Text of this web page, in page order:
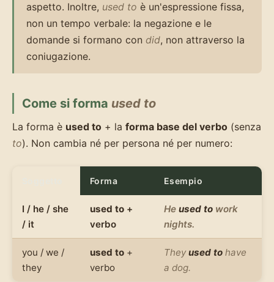
aspetto. Inoltre, used to è un'espressione fissa,
non un tempo verbale: la negazione e le
domande si formano con did, non attraverso la
coniugazione.
Come si forma used to
La forma è used to + la forma base del verbo (senza
to). Non cambia né per persona né per numero:
Forma Esempio
I / he / she
/ it
used to +
verbo
He used to work
nights.
you / we /
they
used to +
verbo
They used to have
a dog.